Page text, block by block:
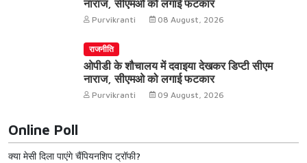
नाराज, सीएमओ को लगाई फटकार
Purvikranti 08 August, 2026
राजनीति
ओपीडी के शौचालय में दवाइया देखकर डिप्टी सीएम
नाराज, सीएमओ को लगाई फटकार
Purvikranti 09 August, 2026
Online Poll
क्या मेसी दिला पाएंगे चैंपियनशिप ट्रॉफी?